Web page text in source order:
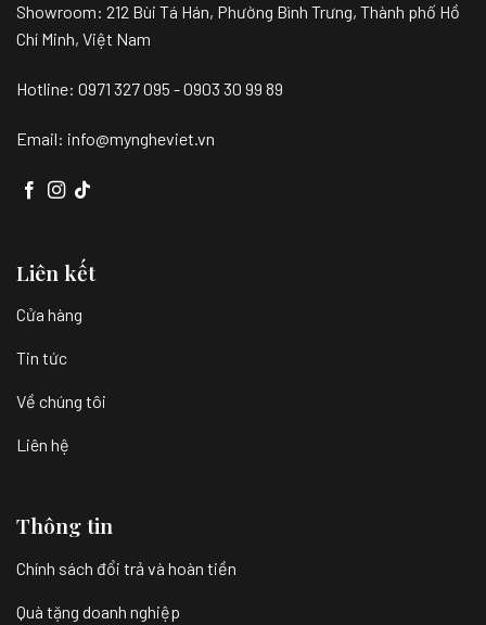
Showroom: 212 Bùi Tá Hán, Phường Bình Trưng, Thành phố Hồ
Chí Minh, Việt Nam
Hotline: 0971 327 095 - 0903 30 99 89
Email: info@myngheviet.vn
Liên kết
Cửa hàng
Tin tức
Về chúng tôi
Liên hệ
Thông tin
Chính sách đổi trả và hoàn tiền
Quà tặng doanh nghiệp